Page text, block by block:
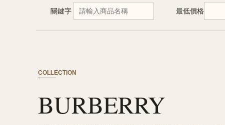
關鍵字 最低價格
COLLECTION
BURBERRY